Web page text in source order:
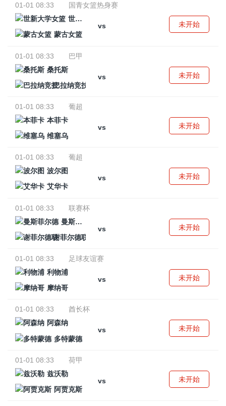
01-01 08:33
国青女篮热身赛
世新大学女篮
vs
蒙古女篮
未开始
01-01 08:33
巴甲
桑托斯
vs
巴拉纳竞技
未开始
01-01 08:33
葡超
本菲卡
vs
维塞乌
未开始
01-01 08:33
葡超
波尔图
vs
艾华卡
未开始
01-01 08:33
联赛杯
曼斯菲尔德
vs
谢菲尔德联
未开始
01-01 08:33
足球友谊赛
利物浦
vs
摩纳哥
未开始
01-01 08:33
酋长杯
阿森纳
vs
多特蒙德
未开始
01-01 08:33
荷甲
兹沃勒
vs
阿贾克斯
未开始